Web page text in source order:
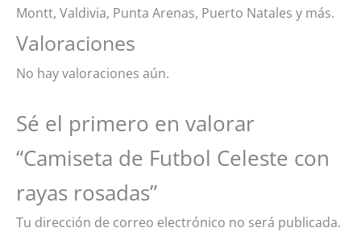
Montt, Valdivia, Punta Arenas, Puerto Natales y más.
Valoraciones
No hay valoraciones aún.
Sé el primero en valorar
“Camiseta de Futbol Celeste con
rayas rosadas”
Tu dirección de correo electrónico no será publicada.